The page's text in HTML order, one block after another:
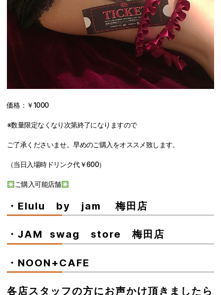
価格：￥1000
※数量限定なくなり次第終了になりますので
ご了承くださいませ。早めのご購入をオススメ致します。
（当日入場時ドリンク代￥600）
ご購入可能店舗
・Elulu by jam 梅田店
・JAM swag store 梅田店
・NOON+CAFE
各店スタッフの方にお声かけ頂きましたら